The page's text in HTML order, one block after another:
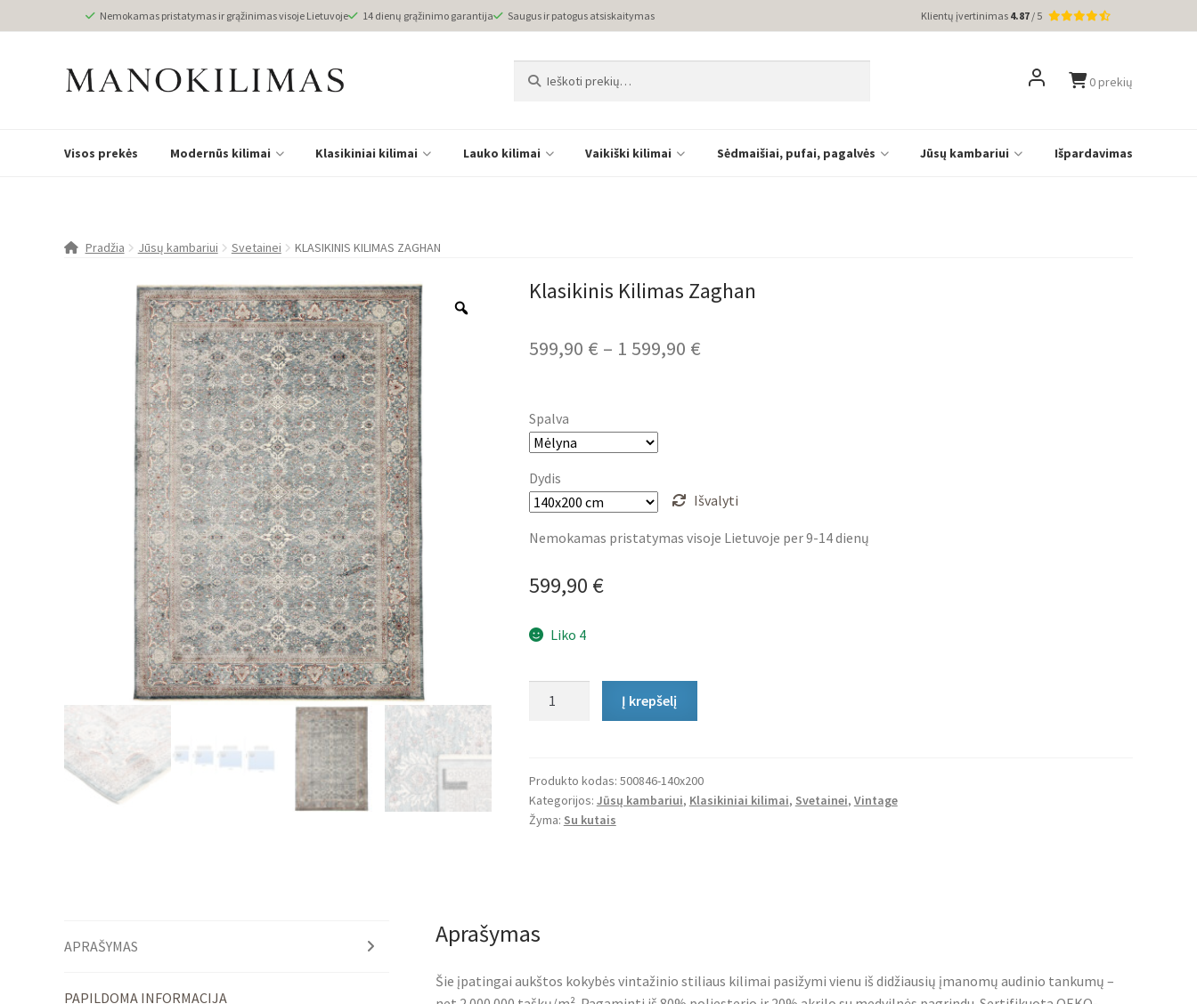
Nemokamas pristatymas ir grąžinimas visoje Lietuvoje 14 dienų grąžinimo garantija Saugus ir patogus atsiskaitymas Klientų įvertinimas 4.87 / 5
0 prekių
Visos prekės Modernūs kilimai Klasikiniai kilimai Lauko kilimai Vaikiški kilimai Sėdmaišiai, pufai, pagalvės Jūsų kambariui Išpardavimas
Pradžia Jūsų kambariui Svetainei KLASIKINIS KILIMAS ZAGHAN
Klasikinis Kilimas Zaghan
599,90 € – 1 599,90 €Price
599,90 €
Spalva
Dydis
Išvalyti
Nemokamas pristatymas visoje Lietuvoje per 9-14 dienų
599,90 €
Liko 4
Zaghan
Į krepšelį
Produkto kodas: 500846-140x200
Kategorijos: Jūsų kambariui, Klasikiniai kilimai, Svetainei, Vintage
Žyma: Su kutais
APRAŠYMAS
PAPILDOMA INFORMACIJA
Aprašymas
Šie įpatingai aukštos kokybės vintažinio stiliaus kilimai pasižymi vienu iš didžiausių įmanomų audinio tankumų –